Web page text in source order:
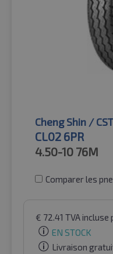
Cheng Shin / CST
CL02 6PR
4.50-10 76M
Comparer les
€ 72.41 TVA incluse
EN STOCK
Livraison